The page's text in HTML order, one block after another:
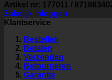
Artikel nr: 177011 /
Zakelijk inloggen
Klantservice
Bestellen
Betalen
Verzenden
Retourneren
Garantie